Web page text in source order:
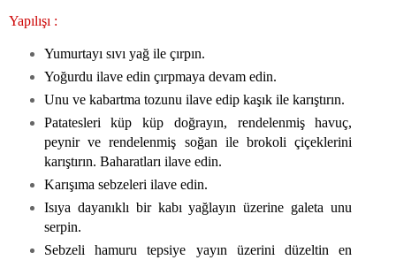
Yapılışı :
Yumurtayı sıvı yağ ile çırpın.
Yoğurdu ilave edin çırpmaya devam edin.
Unu ve kabartma tozunu ilave edip kaşık ile karıştırın.
Patatesleri küp küp doğrayın, rendelenmiş havuç,
peynir ve rendelenmiş soğan ile brokoli çiçeklerini
karıştırın. Baharatları ilave edin.
Karışıma sebzeleri ilave edin.
Isıya dayanıklı bir kabı yağlayın üzerine galeta unu
serpin.
Sebzeli hamuru tepsiye yayın üzerini düzeltin en